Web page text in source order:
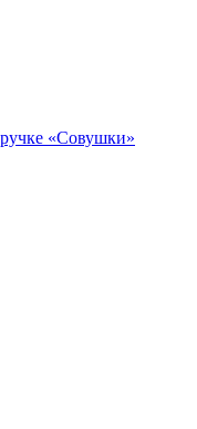
«Совушки»